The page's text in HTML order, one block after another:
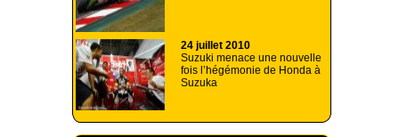
24 juillet 2010
Suzuki menace une nouvelle
fois l’hégémonie de Honda à
Suzuka